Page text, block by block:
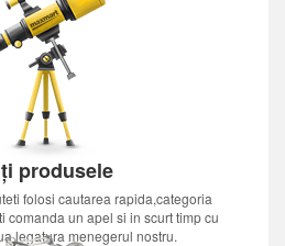
produsele
folosi cautarea rapida,categoria
comanda un apel si in scurt timp cu
legatura menegerul nostru.